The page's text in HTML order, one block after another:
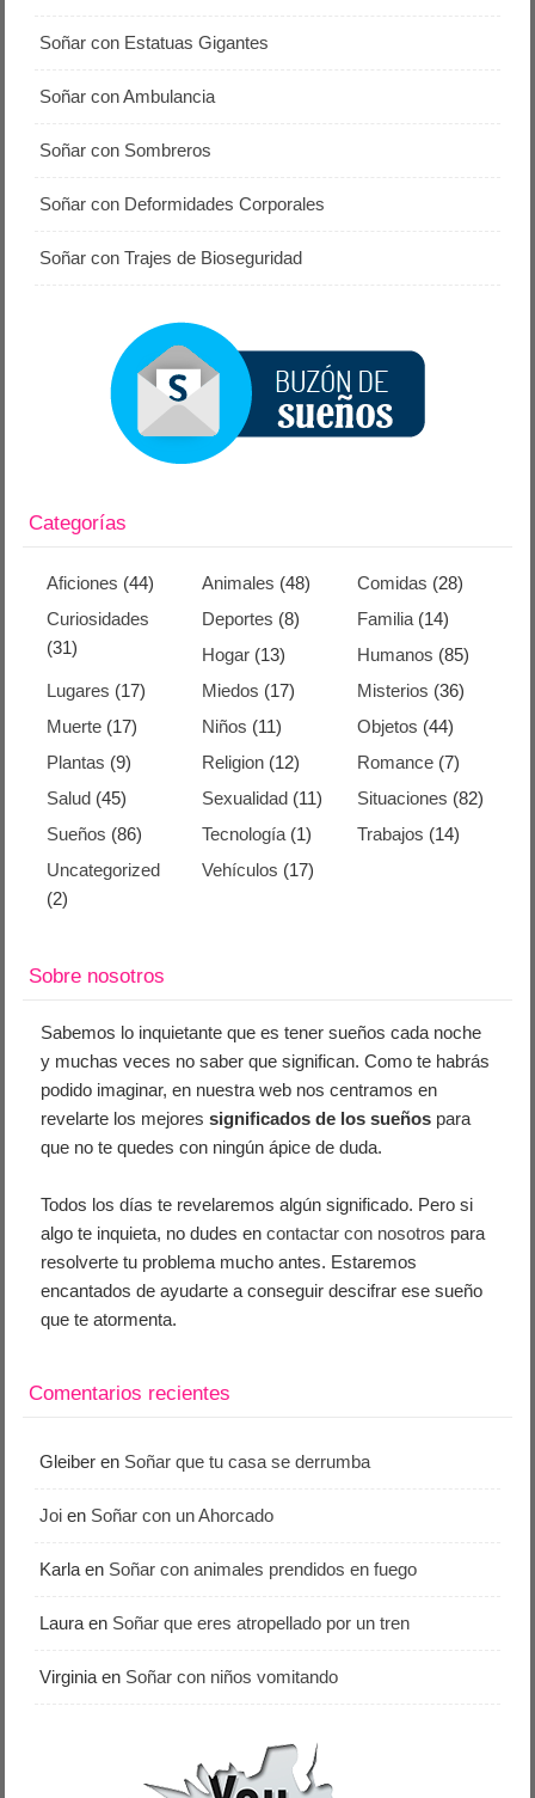
Soñar con Estatuas Gigantes
Soñar con Ambulancia
Soñar con Sombreros
Soñar con Deformidades Corporales
Soñar con Trajes de Bioseguridad
Categorías
Aficiones (44) Animales (48) Comidas (28)
Curiosidades
(31)
Deportes (8) Familia(14)
Hogar (13) Humanos (85)
Lugares (17) Miedos (17) Misterios (36)
Muerte (17) Niños (11) Objetos (44)
Plantas (9) Religion (12) Romance(7)
Salud (45) Sexualidad (11) Situaciones (82)
Sueños (86) Tecnología (1) Trabajos (14)
Uncategorized
(2)
Vehículos (17)
Sobre nosotros
Sabemos lo inquietante que es tener sueños cada noche
y muchas veces no saber que significan. Como te habrás
podido imaginar, en nuestra web nos centramos en
revelarte los mejoressignificados de los sueños para
que no te quedes con ningún ápice de duda.
Todos los días te revelaremos algún significado. Pero si
algo te inquieta, no dudes encontactar con nosotros para
resolverte tu problema mucho antes. Estaremos
encantados de ayudarte a conseguir descifrar ese sueño
que te atormenta.
Comentarios recientes
Gleiber en Soñar que tu casa se derrumba
Joi en Soñar con un Ahorcado
Karla en Soñar con animales prendidos en fuego
Laura en Soñar que eres atropellado por un tren
Virginia en Soñar con niños vomitando